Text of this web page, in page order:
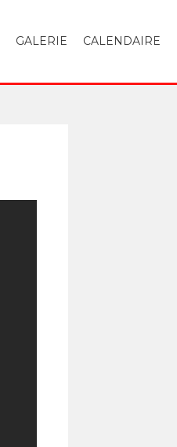
GALERIE CALENDAIRE